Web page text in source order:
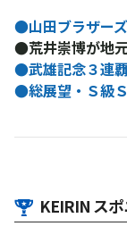
●山田ブラザー
●荒井崇博が地
●武雄記念３連
●総展望・Ｓ級
KEIRIN ス